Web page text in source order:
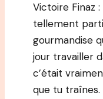
Victoire Finaz
tellement
gourmandise
jour travailler
c’était
que tu traînes.